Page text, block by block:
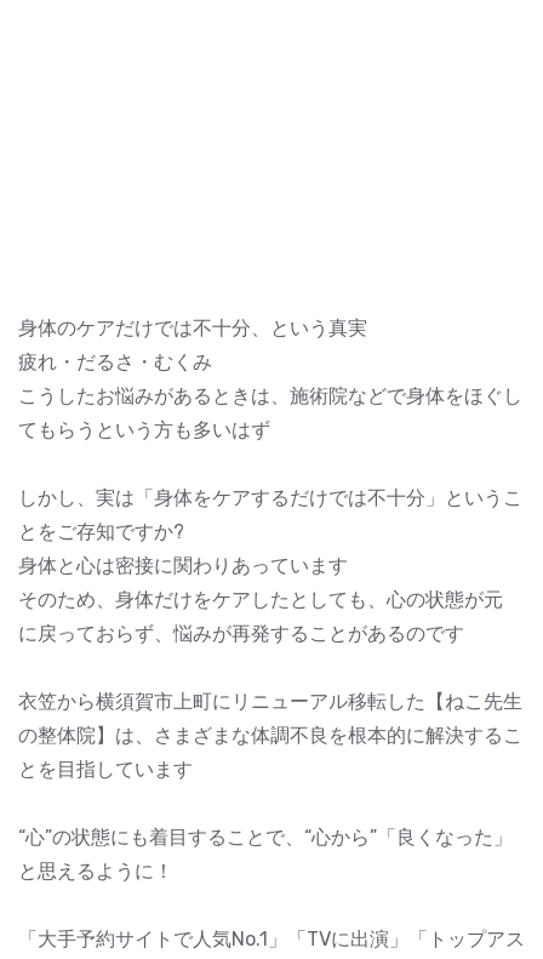
身体のケアだけでは不十分、という真実
疲れ・だるさ・むくみ
こうしたお悩みがあるときは、施術院などで身体をほぐし
てもらうという方も多いはず
しかし、実は「身体をケアするだけでは不十分」というこ
とをご存知ですか?
身体と心は密接に関わりあっています
そのため、身体だけをケアしたとしても、心の状態が元
に戻っておらず、悩みが再発することがあるのです
衣笠から横須賀市上町にリニューアル移転した【ねこ先生
の整体院】は、さまざまな体調不良を根本的に解決するこ
とを目指しています
“心”の状態にも着目することで、“心から”「良くなった」
と思えるように！
「大手予約サイトで人気No.1」「TVに出演」「トップアス